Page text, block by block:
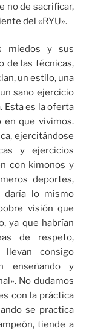
no de sacrificar,
del «RYU».
miedos y sus
de las técnicas,
un estilo, una
sano ejercicio
Esta es la oferta
que vivimos.
ejercitándose
y ejercicios
con kimonos y
deportes,
daría lo mismo
visión que
ya que habrían
de respeto,
consigo
enseñando y
No dudamos
con la práctica
se practica
tiende a